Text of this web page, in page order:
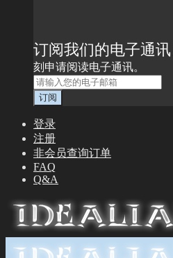
订阅我们的电子通讯
刻申请阅读电子通讯。
登录
注册
非会员查询订单
FAQ
Q&A